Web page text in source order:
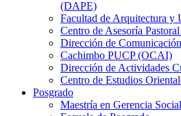
(DAPE)
Facultad de Arquitectura y
Centro de Asesoría
Dirección de
Cachimbo PUCP (OCAI)
Dirección de Actividades
Centro de Estudios
Posgrado
Maestría en Gerencia Social